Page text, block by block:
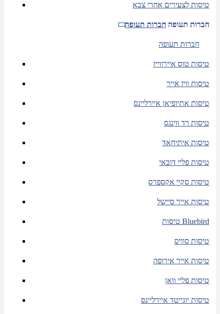
טיסות לצעירים אחרי צבא
חברות תעופה חברות תעופה
חברות תעופה
טיסות טוס איירווייז
טיסות וויז אייר
טיסות אתיופיאן איירליינס
טיסות רד ווינגס
טיסות איתיחאד
טיסות פליי דובאי
טיסות סקיי אקספרס
טיסות אייר סיישל
טיסות Bluebird
טיסות סוויס
טיסות אייר אירופה
טיסות פליי וואן
טיסות יונייטד איירליינס